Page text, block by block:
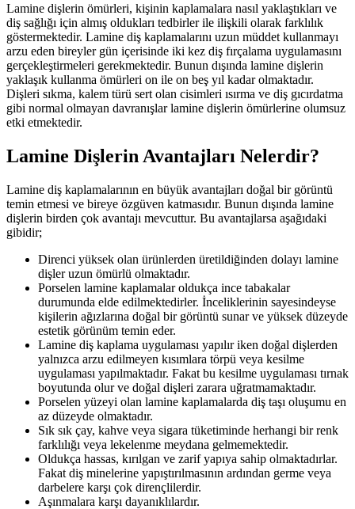
Lamine dişlerin ömürleri, kişinin kaplamalara nasıl yaklaştıkları ve
diş sağlığı için almış oldukları tedbirler ile ilişkili olarak farklılık
göstermektedir. Lamine diş kaplamalarını uzun müddet kullanmayı
arzu eden bireyler gün içerisinde iki kez diş fırçalama uygulamasını
gerçekleştirmeleri gerekmektedir. Bunun dışında lamine dişlerin
yaklaşık kullanma ömürleri on ile on beş yıl kadar olmaktadır.
Dişleri sıkma, kalem türü sert olan cisimleri ısırma ve diş gıcırdatma
gibi normal olmayan davranışlar lamine dişlerin ömürlerine olumsuz
etki etmektedir.
Lamine Dişlerin Avantajları Nelerdir?
Lamine diş kaplamalarının en büyük avantajları doğal bir görüntü
temin etmesi ve bireye özgüven katmasıdır. Bunun dışında lamine
dişlerin birden çok avantajı mevcuttur. Bu avantajlarsa aşağıdaki
gibidir;
Direnci yüksek olan ürünlerden üretildiğinden dolayı lamine
dişler uzun ömürlü olmaktadır.
Porselen lamine kaplamalar oldukça ince tabakalar
durumunda elde edilmektedirler. İnceliklerinin sayesindeyse
kişilerin ağızlarına doğal bir görüntü sunar ve yüksek düzeyde
estetik görünüm temin eder.
Lamine diş kaplama uygulaması yapılır iken doğal dişlerden
yalnızca arzu edilmeyen kısımlara törpü veya kesilme
uygulaması yapılmaktadır. Fakat bu kesilme uygulaması tırnak
boyutunda olur ve doğal dişleri zarara uğratmamaktadır.
Porselen yüzeyi olan lamine kaplamalarda diş taşı oluşumu en
az düzeyde olmaktadır.
Sık sık çay, kahve veya sigara tüketiminde herhangi bir renk
farklılığı veya lekelenme meydana gelmemektedir.
Oldukça hassas, kırılgan ve zarif yapıya sahip olmaktadırlar.
Fakat diş minelerine yapıştırılmasının ardından germe veya
darbelere karşı çok dirençlilerdir.
Aşınmalara karşı dayanıklılardır.